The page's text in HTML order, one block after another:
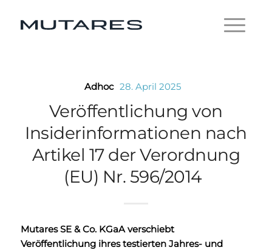
Adhoc 28. April 2025
Veröffentlichung von
Insiderinformationen nach
Artikel 17 der Verordnung
(EU) Nr. 596/2014
Mutares SE & Co. KGaA verschiebt
Veröffentlichung ihres testierten Jahres- und